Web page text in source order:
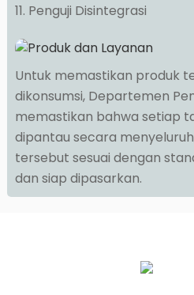
11. Penguji Disintegrasi
Untuk memastikan produk
dikonsumsi, Departemen
memastikan bahwa setiap
dipantau secara
tersebut sesuai dengan
dan siap dipasarkan.